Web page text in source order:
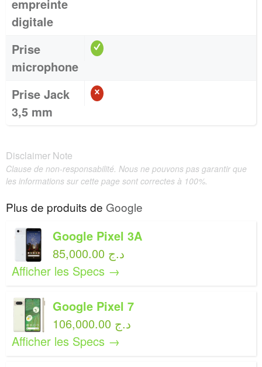
empreinte
digitale
Prise
microphone
Prise Jack
3,5 mm
Disclaimer Note
Clause de non-responsabilité. Nous ne pouvons pas garantir que
les informations sur cette page sont correctes à 100%.
Plus de produits de Google
Google Pixel 3A
85,000.00 د.ج
Afficher les Specs →
Google Pixel 7
106,000.00 د.ج
Afficher les Specs →